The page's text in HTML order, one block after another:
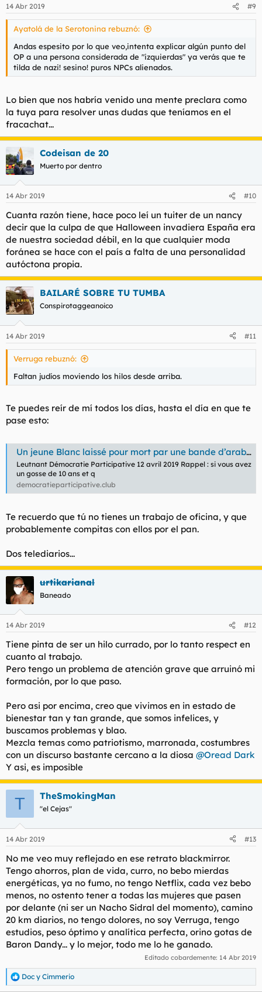
14 Abr 2019 #9
Ayatolá de la Serotonina rebuznó:
Andas espesito por lo que veo,intenta explicar algún punto del
OP a una persona considerada de "izquierdas" ya verás que te
tilda de nazi! sesino! puros NPCs alienados.
Lo bien que nos habría venido una mente preclara como
la tuya para resolver unas dudas que teníamos en el
fracachat...
Codeisan de 20
Muerto por dentro
14 Abr 2019 #10
Cuanta razón tiene, hace poco leí un tuiter de un nancy
decir que la culpa de que Halloween invadiera España era
de nuestra sociedad débil, en la que cualquier moda
foránea se hace con el país a falta de una personalidad
autóctona propia.
BAILARÉ SOBRE TU TUMBA
Conspirotaggeanoico
14 Abr 2019 #11
Verruga rebuznó:
Faltan judíos moviendo los hilos desde arriba.
Te puedes reír de mí todos los días, hasta el día en que te
pase esto:
Un jeune Blanc laissé pour mort par une bande d’arabes (vidéo) - Démocratie Participative
Leutnant Démocratie Participative 12 avril 2019 Rappel : si vous avez
un gosse de 10 ans et q
democratieparticipative.club
Te recuerdo que tú no tienes un trabajo de oficina, y que
probablemente compitas con ellos por el pan.
Dos telediarios...
urtikarianal
Baneado
14 Abr 2019 #12
Tiene pinta de ser un hilo currado, por lo tanto respect en
cuanto al trabajo.
Pero tengo un problema de atención grave que arruinó mi
formación, por lo que paso.
Pero asi por encima, creo que vivimos en in estado de
bienestar tan y tan grande, que somos infelices, y
buscamos problemas y blao.
Mezcla temas como patriotismo, marronada, costumbres
con un discurso bastante cercano a la diosa @Oread Dark
Y asi, es imposible
T TheSmokingMan
"el Cejas"
14 Abr 2019 #13
No me veo muy reflejado en ese retrato blackmirror.
Tengo ahorros, plan de vida, curro, no bebo mierdas
energéticas, ya no fumo, no tengo Netflix, cada vez bebo
menos, no ostento tener a todas las mujeres que pasen
por delante (ni ser un Nacho Sidral del momento), camino
20 km diarios, no tengo dolores, no soy Verruga, tengo
estudios, peso óptimo y analítica perfecta, orino gotas de
Baron Dandy... y lo mejor, todo me lo he ganado.
Editado cobardemente: 14 Abr 2019
R
e
Doc y Cimmerio